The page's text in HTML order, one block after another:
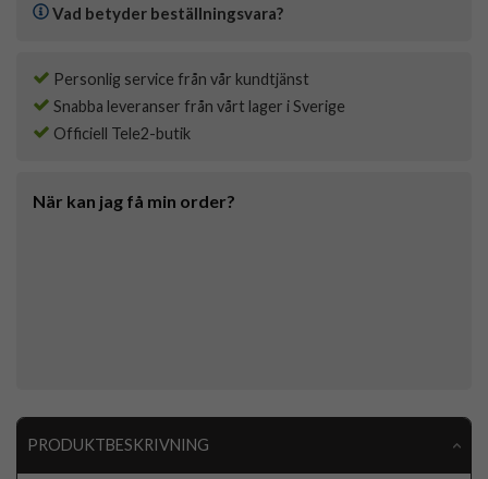
Vad betyder beställningsvara?
Personlig service från vår kundtjänst
Snabba leveranser från vårt lager i Sverige
Officiell Tele2-butik
När kan jag få min order?
PRODUKTBESKRIVNING